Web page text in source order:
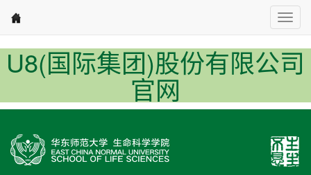
U8(国际集团)股份有限公司
官网
Nav1